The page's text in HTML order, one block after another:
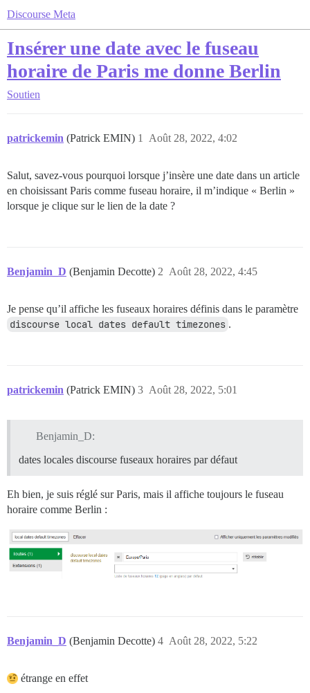
Discourse Meta
Insérer une date avec le fuseau
horaire de Paris me donne Berlin
Soutien
patrickemin (Patrick EMIN) Août 28, 2022, 4:02
1
Salut, savez-vous pourquoi lorsque j’insère une date dans un article
en choisissant Paris comme fuseau horaire, il m’indique « Berlin »
lorsque je clique sur le lien de la date ?
Benjamin_D (Benjamin Decotte) Août 28, 2022, 4:45
2
Je pense qu’il affiche les fuseaux horaires définis dans le paramètre
discourse local dates default timezones .
patrickemin (Patrick EMIN) Août 28, 2022, 5:01
3
Benjamin_D:
dates locales discourse fuseaux horaires par défaut
Eh bien, je suis réglé sur Paris, mais il affiche toujours le fuseau
horaire comme Berlin :
Benjamin_D (Benjamin Decotte) Août 28, 2022, 5:22
4
étrange en effet